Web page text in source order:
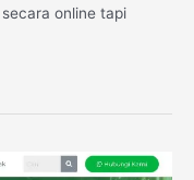
online tapi